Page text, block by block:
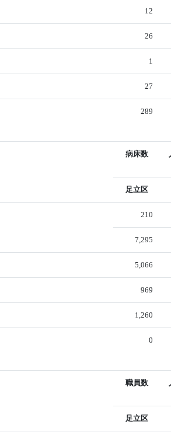
12
26
1
27
289
病床数
足立区
210
7,295
5,066
969
1,260
0
職員数
足立区